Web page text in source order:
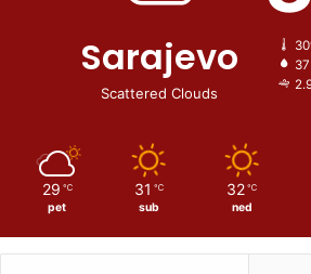
Sarajevo
Scattered Clouds
29 ℃
pet
31 ℃
sub
32 ℃
ned